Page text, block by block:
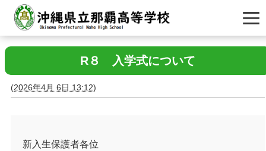
R８ 入学式について
(2026年4月 6日 13:12)
新入生保護者各位